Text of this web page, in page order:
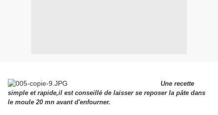
Une recette
simple et rapide,il est conseillé de laisser se reposer la pâte dans
le moule 20 mn avant d'enfourner.